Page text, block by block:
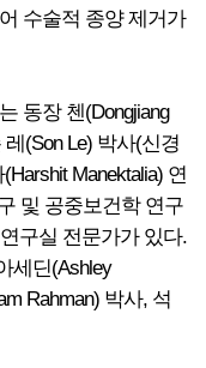
수술적 종양 제거가
동장 첸(Dongjiang
(Son Le) 박사(신경
Manektalia) 연
및 공중보건학 연구
구실 전문가가 있다.
세딘(Ashley
Rahman) 박사, 석